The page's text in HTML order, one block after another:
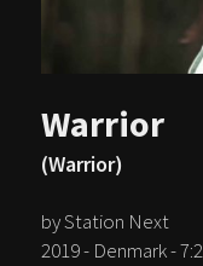
Warrior
(Warrior)
by Station Next
2019 - Denmark -